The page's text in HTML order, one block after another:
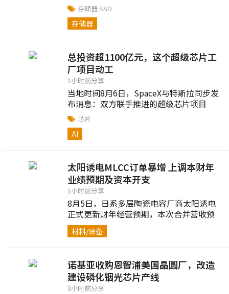
发业界关注...
存储器SSD
存储器
总投资超1100亿元，这个超级芯片工
厂项目动工
1小时前分享
当地时间8月6日，SpaceX与特斯拉同步发
布消息：双方联手推进的超级芯片项目
Terafab已正式破土动工...
芯片
AI
太阳诱电MLCC订单暴增 上调本财年
业绩预期及资本开支
1小时前分享
8月5日，日系多层陶瓷电容厂商太阳诱电
正式更新财年经营预期，本次合并营收预
期从3840亿日元上调至4240亿日元，同比
增幅达到19.3%...
材料/设备
诺基亚收购恩智浦美国晶圆厂，改造
建设磷化铟光芯片产线
3小时前分享